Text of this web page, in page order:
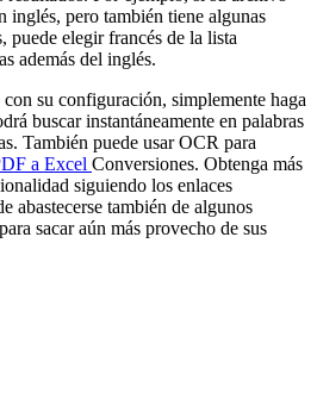
inglés, pero también tiene algunas
puede elegir francés de la lista
además del inglés.
su configuración, simplemente haga
buscar instantáneamente en palabras
También puede usar OCR para
a Excel Conversiones. Obtenga más
siguiendo los enlaces
abastecerse también de algunos
para sacar aún más provecho de sus